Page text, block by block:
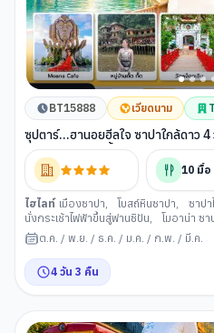
BT15888 เวียดนาม
ซุปตาร์...ฮานอยฮีลใจ ซาปาใกล้ดาว
MAR2027) บินเที่้ยง-กลับค่ำ
10 มื้อ
ไฮไลท์ เมืองซาปา, โบสถ์หินซาปา, ซาปา
นั่งกระเช้าไฟฟ้าขึ้นสู่ฟานซิปัน, โมอาน่า ซา
ไก, พรมแดนจีน เวียดนาม เมืองฮานอย
ฮานอย
, ทะเลสาบคืนดาบ วัดเฉินก๊วก
ต.ค. / พ.ย. / ธ.ค. / ม.ค. / ก.พ. / มี.ค.
4 วัน 3 คืน